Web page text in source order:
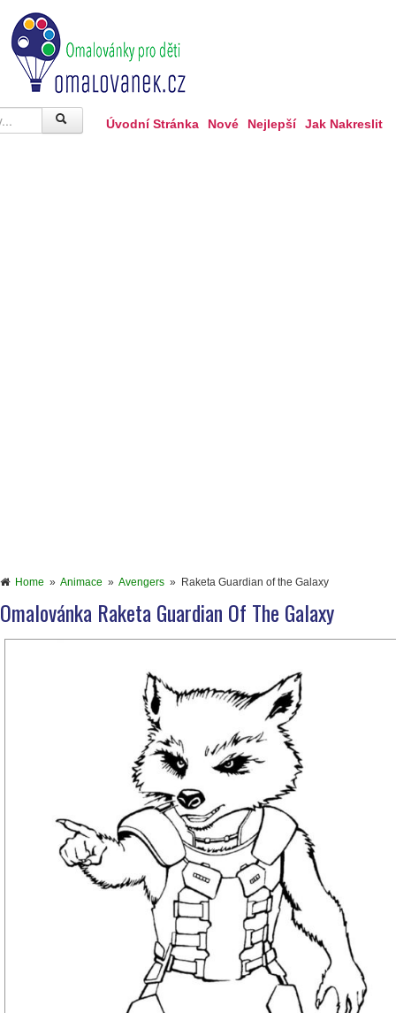
Úvodní Stránka Nové Nejlepší Jak Nakreslit
Home » Animace » Avengers » Raketa Guardian of the Galaxy
Omalovánka Raketa Guardian Of The Galaxy